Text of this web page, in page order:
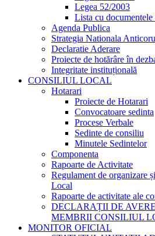
Legea 52/2003
Lista cu
Agenda Publica
Strategia Nationala
Declaratie Aderare
Proiecte de hotărâre în
Integritate instituțională
CONSILIUL LOCAL
Hotarari
Proiecte de Hotarari
Convocatoare sedinta
Procese Verbale
Sedinte de consiliu
Minutele Sedintelor
Componenta
Rapoarte de Activitate
Regulament de organizare
Local
Rapoarte de activitate ale
DECLARAȚII DE
MEMBRII CONSILIUL
MONITOR OFICIAL